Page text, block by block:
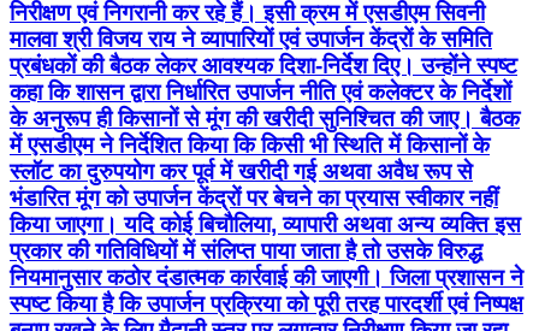
निरीक्षण एवं निगरानी कर रहे हैं। इसी क्रम में एसडीएम सिवनी
मालवा श्री विजय राय ने व्यापारियों एवं उपार्जन केंद्रों के समिति
प्रबंधकों की बैठक लेकर आवश्यक दिशा-निर्देश दिए। उन्होंने स्पष्ट
कहा कि शासन द्वारा निर्धारित उपार्जन नीति एवं कलेक्टर के निर्देशों
के अनुरूप ही किसानों से मूंग की खरीदी सुनिश्चित की जाए। बैठक
में एसडीएम ने निर्देशित किया कि किसी भी स्थिति में किसानों के
स्लॉट का दुरुपयोग कर पूर्व में खरीदी गई अथवा अवैध रूप से
भंडारित मूंग को उपार्जन केंद्रों पर बेचने का प्रयास स्वीकार नहीं
किया जाएगा। यदि कोई बिचौलिया, व्यापारी अथवा अन्य व्यक्ति इस
प्रकार की गतिविधियों में संलिप्त पाया जाता है तो उसके विरुद्ध
नियमानुसार कठोर दंडात्मक कार्रवाई की जाएगी। जिला प्रशासन ने
स्पष्ट किया है कि उपार्जन प्रक्रिया को पूरी तरह पारदर्शी एवं निष्पक्ष